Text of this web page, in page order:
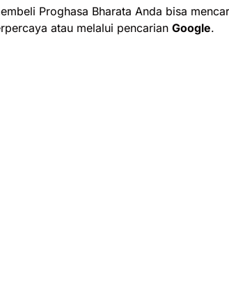
Proghasa Bharata Anda bisa
atau melalui pencarian Google.